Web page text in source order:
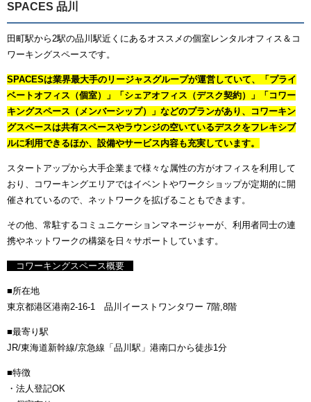
SPACES 品川
田町駅から2駅の品川駅近くにあるオススメの個室レンタルオフィス＆コ
ワーキングスペースです。
SPACESは業界最大手のリージャスグループが運営していて、「プライ
ベートオフィス（個室）」「シェアオフィス（デスク契約）」「コワー
キングスペース（メンバーシップ）」などのプランがあり、コワーキン
グスペースは共有スペースやラウンジの空いているデスクをフレキシブ
ルに利用できるほか、設備やサービス内容も充実しています。
スタートアップから大手企業まで様々な属性の方がオフィスを利用して
おり、コワーキングエリアではイベントやワークショップが定期的に開
催されているので、ネットワークを拡げることもできます。
その他、常駐するコミュニケーションマネージャーが、利用者同士の連
携やネットワークの構築を日々サポートしています。
コワーキングスペース概要
■所在地
東京都港区港南2-16-1 品川イーストワンタワー 7階,8階
■最寄り駅
JR/東海道新幹線/京急線「品川駅」港南口から徒歩1分
■特徴
・法人登記OK